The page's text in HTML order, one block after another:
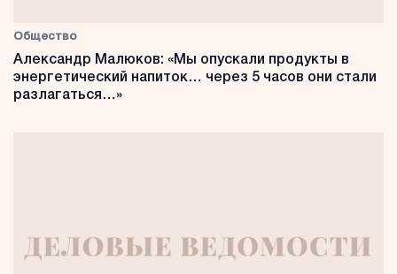
Общество
Александр Малюков: «Мы опускали продукты в
энергетический напиток… через 5 часов они стали
разлагаться…»